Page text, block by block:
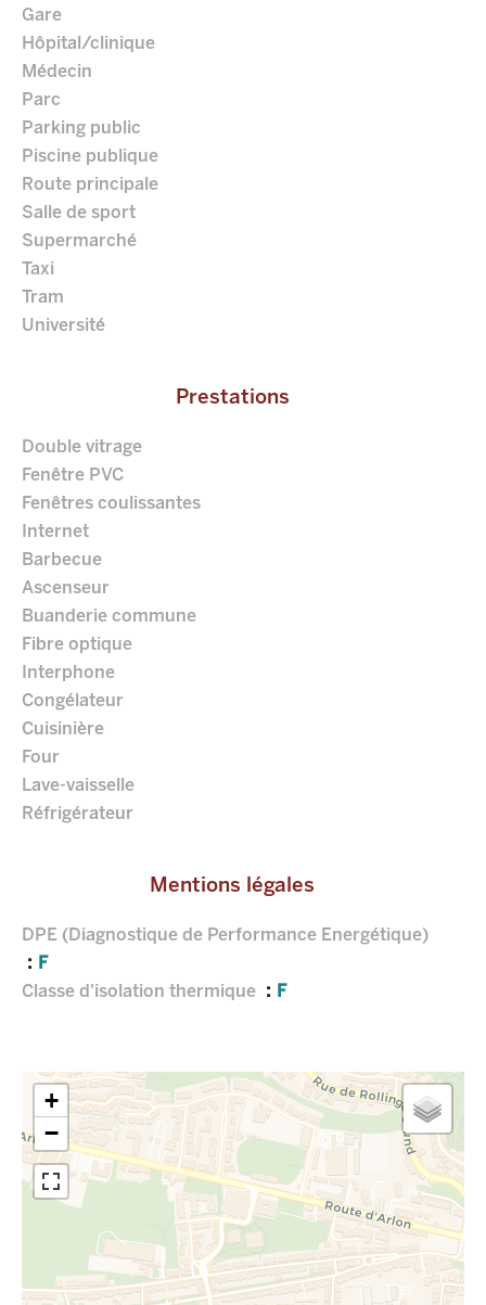
Gare
Hôpital/clinique
Médecin
Parc
Parking public
Piscine publique
Route principale
Salle de sport
Supermarché
Taxi
Tram
Université
Prestations
Double vitrage
Fenêtre PVC
Fenêtres coulissantes
Internet
Barbecue
Ascenseur
Buanderie commune
Fibre optique
Interphone
Congélateur
Cuisinière
Four
Lave-vaisselle
Réfrigérateur
Mentions légales
DPE (Diagnostique de Performance Energétique)
F
Classe d'isolation thermique
F
+
−